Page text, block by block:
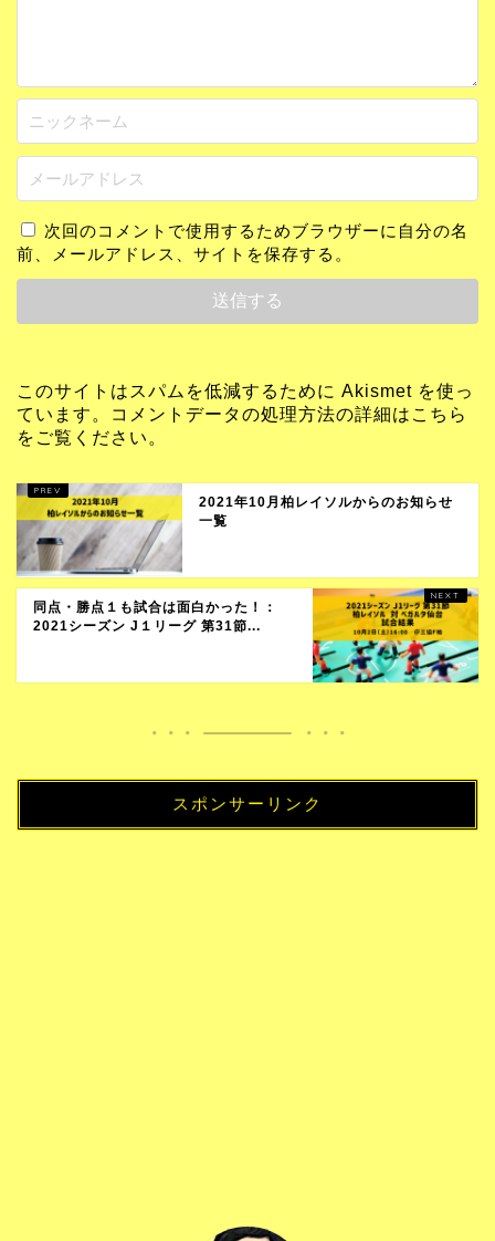
次回のコメントで使用するためブラウザーに自分の名
前、メールアドレス、サイトを保存する。
このサイトはスパムを低減するために Akismet を使っ
ています。
コメントデータの処理方法の詳細はこちら
をご覧ください 。
2021年10月柏レイソルからのお知らせ
一覧
同点・勝点１も試合は面白かった！：
2021シーズン J１リーグ 第31節...
スポンサーリンク